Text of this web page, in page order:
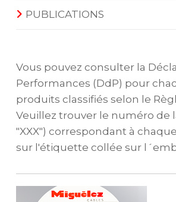
PUBLICATIONS
Vous pouvez consulter la
Performances (DdP) pour
produits classifiés selon le
Veuillez trouver le numéro de
"XXX") correspondant à
sur l'étiquette collée sur